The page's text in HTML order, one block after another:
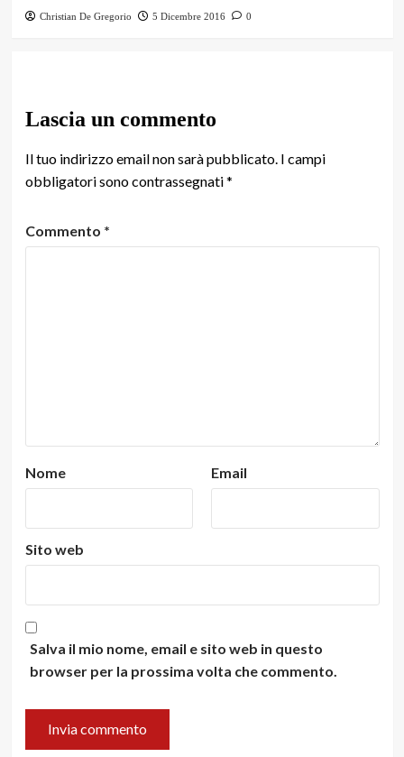
Christian De Gregorio 5 Dicembre 2016 0
Lascia un commento
Il tuo indirizzo email non sarà pubblicato. I campi
obbligatori sono contrassegnati*
Commento *
Nome Email
Sito web
Salva il mio nome, email e sito web in questo
browser per la prossima volta che commento.